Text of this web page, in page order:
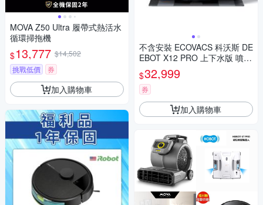
MOVA Z50 Ultra 履帶式熱活水
循環掃拖機
$13,777 $14,502
挑戰低價
券
加入購物車
不含安裝 ECOVACS 科沃斯 DE
EBOT X12 PRO 上下水版 噴溶
增壓滾筒洗地機器人
$32,999
券
加入購物車